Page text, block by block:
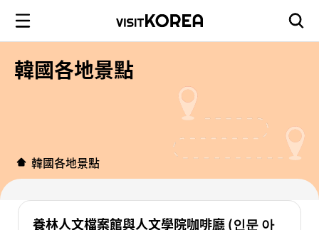
韓國各地景點
韓國各地景點
養林人文檔案館與人文學院咖啡廳 (인문 아